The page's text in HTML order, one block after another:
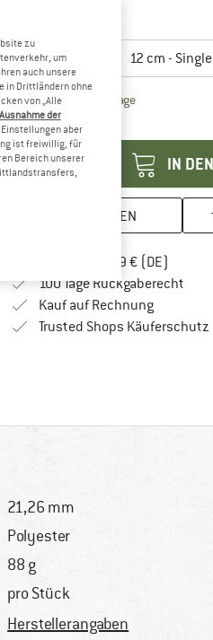
12 cm - 6-Pack 12 cm - Single
Lieferzeit: 2-4 WerktageDer Link
Menge:
IN
MERKEN
Portofrei ab 69 € (DE)
100 Tage Rückgaberecht
Kauf auf RechnungFinde die
Trusted Shops Käuferschutz
21,26 mm
Polyester
88 g
pro Stück
Herstellerangaben
zu
um
auch unsere
in Drittländern ohne
von „Alle
der
aber
ist freiwillig, für
Bereich unserer